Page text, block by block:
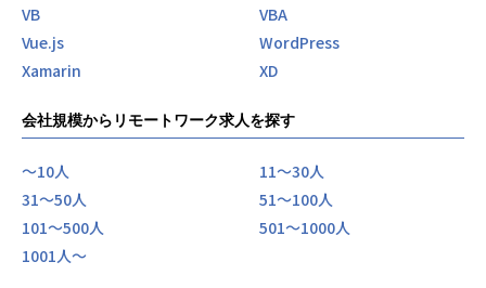
VB
VBA
Vue.js
WordPress
Xamarin
XD
会社規模からリモートワーク求人を探す
〜10人
11〜30人
31〜50人
51〜100人
101〜500人
501〜1000人
1001人〜